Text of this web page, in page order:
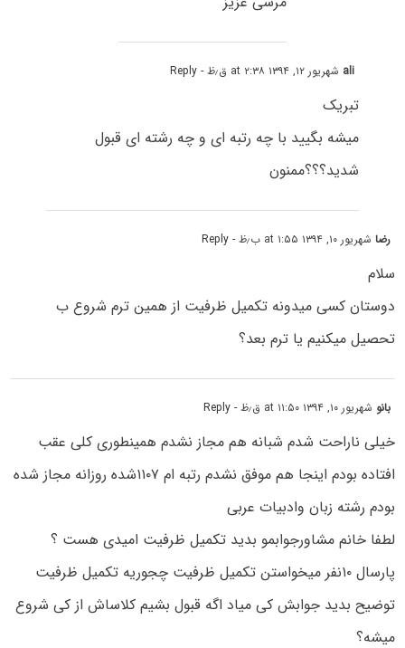
ali شهریور ۱۲, ۱۳۹۴ at ۲:۳۸ ق٫ظ - Reply
تبریک
میشه بگیید با چه رتبه ای و چه رشته ای قبول
شدید؟؟؟ممنون
رضاشهریور ۱۰, ۱۳۹۴ at ۱:۵۵ ب٫ظ - Reply
سلام
دوستان کسی میدونه تکمیل ظرفیت از همین ترم شروع ب
تحصیل میکنیم یا ترم بعد؟
بانو شهریور ۱۰, ۱۳۹۴ at ۱۱:۵۰ ق٫ظ - Reply
خیلی ناراحت شدم شبانه هم مجاز نشدم همینطوری کلی عقب
افتاده بودم اینجا هم موفق نشدم رتبه ام ۱۱۰۷شده روزانه مجاز شده
بودم رشته زبان وادبیات عربی
لطفا خانم مشاورجوابمو بدید تکمیل ظرفیت امیدی هست ؟
پارسال ۱۰نفر میخواستن تکمیل ظرفیت چجوریه تکمیل ظرفیت
توضیح بدید جوابش کی میاد اگه قبول بشیم کلاساش از کی شروع
میشه؟